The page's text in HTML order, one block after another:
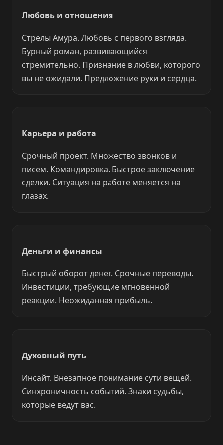
Любовь и отношения
Стрелы Амура. Любовь с первого взгляда.
Бурный роман, развивающийся
стремительно. Признание в любви, которого
вы не ожидали. Предложение руки и сердца.
Карьера и работа
Срочный проект. Множество звонков и
писем. Командировка. Быстрое заключение
сделки. Ситуация на работе меняется на
глазах.
Деньги и финансы
Быстрый оборот денег. Срочные переводы.
Инвестиции, требующие мгновенной
реакции. Неожиданная прибыль.
Духовный путь
Инсайт. Внезапное понимание сути вещей.
Синхроничность событий. Знаки судьбы,
которые ведут вас.